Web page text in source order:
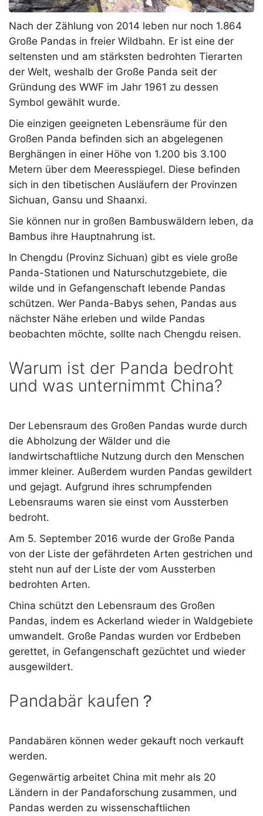
Nach der Zählung von 2014 leben nur noch 1.864
Große Pandas in freier Wildbahn. Er ist eine der
seltensten und am stärksten bedrohten Tierarten
der Welt, weshalb der Große Panda seit der
Gründung des WWF im Jahr 1961 zu dessen
Symbol gewählt wurde.
Die einzigen geeigneten Lebensräume für den
Großen Panda befinden sich an abgelegenen
Berghängen in einer Höhe von 1.200 bis 3.100
Metern über dem Meeresspiegel. Diese befinden
sich in den tibetischen Ausläufern der Provinzen
Sichuan, Gansu und Shaanxi.
Sie können nur in großen Bambuswäldern leben, da
Bambus ihre Hauptnahrung ist.
In Chengdu (Provinz Sichuan) gibt es viele große
Panda-Stationen und Naturschutzgebiete, die
wilde und in Gefangenschaft lebende Pandas
schützen. Wer Panda-Babys sehen, Pandas aus
nächster Nähe erleben und wilde Pandas
beobachten möchte, sollte nach Chengdu reisen.
Warum ist der Panda bedroht
und was unternimmt China?
Der Lebensraum des Großen Pandas wurde durch
die Abholzung der Wälder und die
landwirtschaftliche Nutzung durch den Menschen
immer kleiner. Außerdem wurden Pandas gewildert
und gejagt. Aufgrund ihres schrumpfenden
Lebensraums waren sie einst vom Aussterben
bedroht.
Am 5. September 2016 wurde der Große Panda
von der Liste der gefährdeten Arten gestrichen und
steht nun auf der Liste der vom Aussterben
bedrohten Arten.
China schützt den Lebensraum des Großen
Pandas, indem es Ackerland wieder in Waldgebiete
umwandelt. Große Pandas wurden vor Erdbeben
gerettet, in Gefangenschaft gezüchtet und wieder
ausgewildert.
Pandabär kaufen？
Pandabären können weder gekauft noch verkauft
werden.
Gegenwärtig arbeitet China mit mehr als 20
Ländern in der Pandaforschung zusammen, und
Pandas werden zu wissenschaftlichen